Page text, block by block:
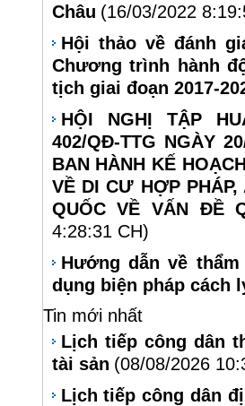
Châu (16/03/2022
Hội thảo về đánh
Chương trình hành
tịch giai đoạn 2017-
HỘI NGHỊ TẬP
402/QĐ-TTG NGÀY
BAN HÀNH KẾ
VỀ DI CƯ HỢP
QUỐC VỀ VẤN ĐỀ
4:28:31 CH)
Hướng dẫn về
dụng biện pháp cách
Tin mới nhất
Lịch tiếp công dân
tài sản (08/08/2026
Lịch tiếp công dân